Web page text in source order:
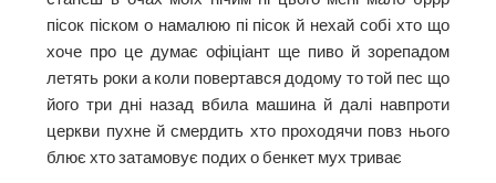
пісок піском о намалюю пі пісок й нехай собі хто що
хоче про це думає офіціант ще пиво й зорепадом
летять роки а коли повертався додому то той пес що
його три дні назад вбила машина й далі навпроти
церкви пухне й смердить хто проходячи повз нього
блює хто затамовує подих о бенкет мух триває